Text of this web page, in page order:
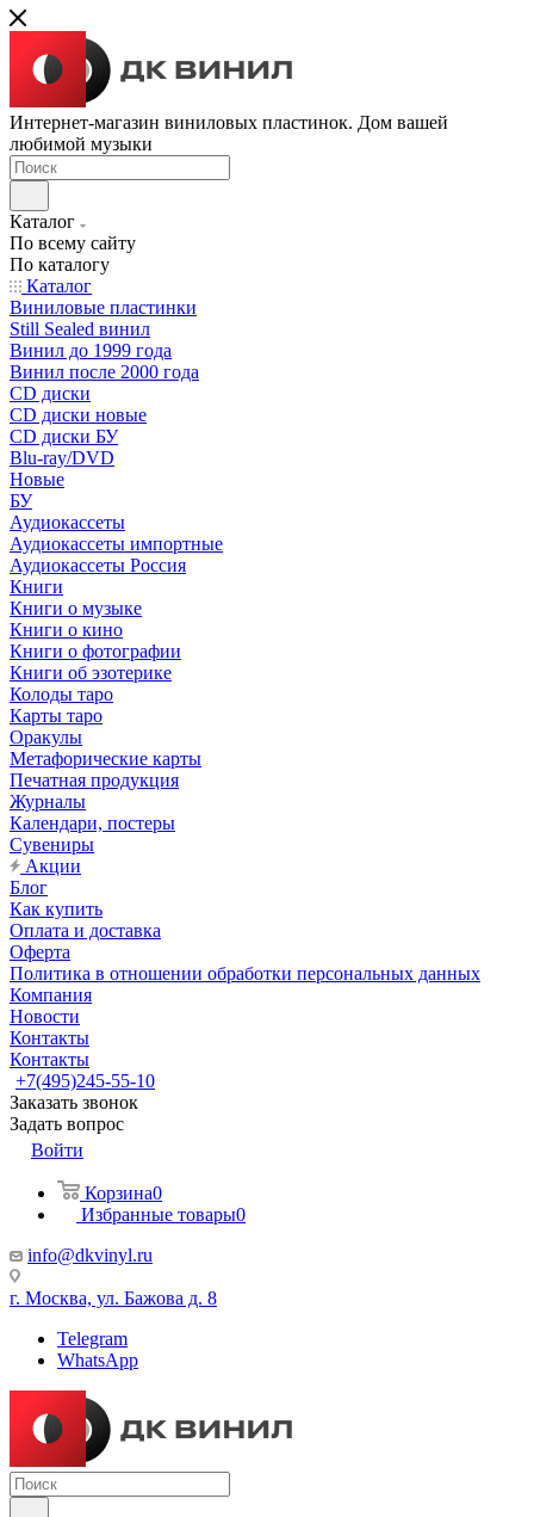
Интернет-магазин виниловых пластинок. Дом вашей
любимой музыки
Каталог
По всему сайту
По каталогу
Каталог
Виниловые пластинки
Still Sealed винил
Винил до 1999 года
Винил после 2000 года
CD диски
CD диски новые
CD диски БУ
Blu-ray/DVD
Новые
БУ
Аудиокассеты
Аудиокассеты импортные
Аудиокассеты Россия
Книги
Книги о музыке
Книги о кино
Книги о фотографии
Книги об эзотерике
Колоды таро
Карты таро
Оракулы
Метафорические карты
Печатная продукция
Журналы
Календари, постеры
Сувениры
Акции
Блог
Как купить
Оплата и доставка
Оферта
Политика в отношении обработки персональных данных
Компания
Новости
Контакты
Контакты
+7(495)245-55-10
Заказать звонок
Задать вопрос
Войти
Корзина0
Избранные товары0
info@dkvinyl.ru
г. Москва, ул. Бажова д. 8
Telegram
WhatsApp